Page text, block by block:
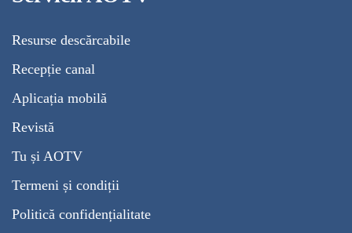
Resurse descărcabile
Recepție canal
Aplicația mobilă
Revistă
Tu și AOTV
Termeni și condiții
Politică confidențialitate